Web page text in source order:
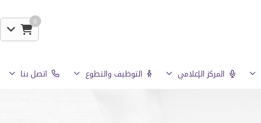
0
المركز الإعلامي التوظيف والتطوع اتصل بنا